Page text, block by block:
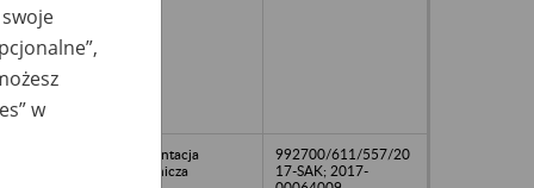
dokumentacja
pracownicza
992700/611/557/20
17-SAK; 2017-
w